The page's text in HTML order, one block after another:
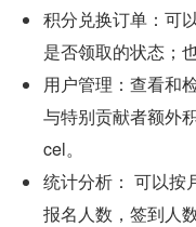
积分兑换订单：可
是否领取的状态；
用户管理：查看和
与特别贡献者额外
cel。
统计分析： 可以按
报名人数，签到人数